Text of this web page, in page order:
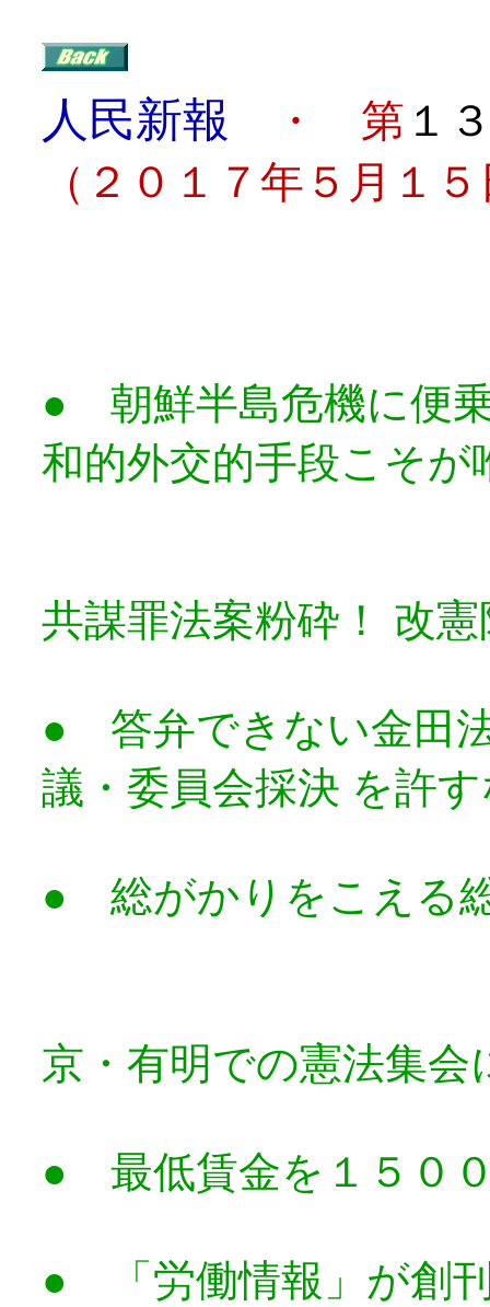
人民新報 ・ 第 １
（２０１７年５月１
● 朝鮮半島危機に
和的外交的手段こそが
共謀罪法案粉砕！ 改
● 答弁できない金田
議・委員会採決 を
● 総がかりをこえる
京・有明での憲法集会
● 最低賃金を１５０
● 「労働情報」が創